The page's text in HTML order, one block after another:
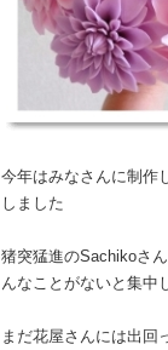
今年はみなさんに制作
しました
猪突猛進のSachikoさ
んなことがないと集中
まだ花屋さんには出回